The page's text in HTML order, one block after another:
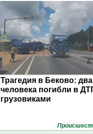
Трагедия в Беково: два
человека погибли в
грузовиками